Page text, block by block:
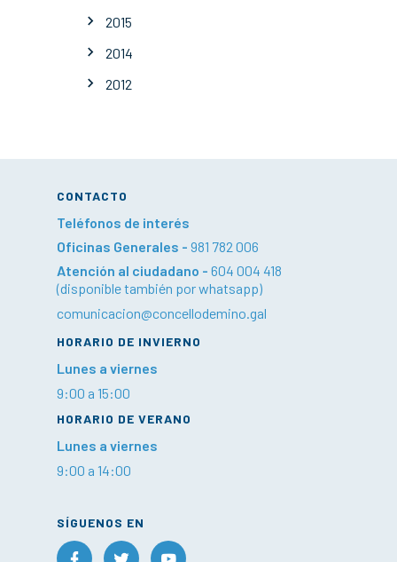
2015
2014
2012
CONTACTO
Teléfonos de interés
Oficinas Generales - 981 782 006
Atención al ciudadano - 604 004 418
(disponible también por whatsapp)
comunicacion@concellodemino.gal
HORARIO DE INVIERNO
Lunes a viernes
9:00 a 15:00
HORARIO DE VERANO
Lunes a viernes
9:00 a 14:00
SÍGUENOS EN